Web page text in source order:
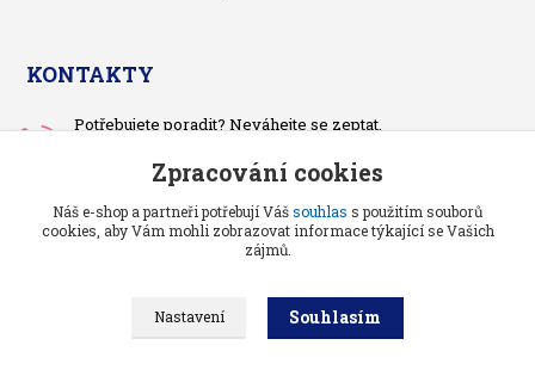
KONTAKTY
Potřebujete poradit? Neváhejte se zeptat.
Po-čt, po 13 hodině
pietrasova.p@seznam.cz
Zpracování cookies
Náš e-shop a partneři potřebují Vášsouhlas s použitím souborů
cookies, aby Vám mohli zobrazovat informace týkající se Vašich
zájmů.
Nastavení Souhlasím